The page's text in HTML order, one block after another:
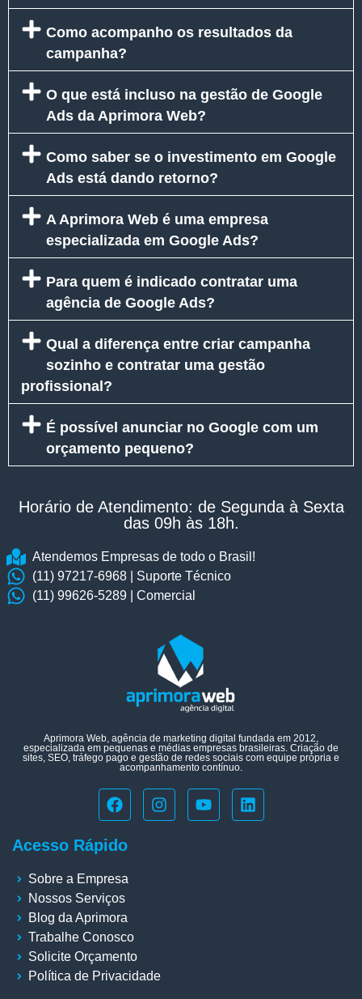
Como acompanho os resultados da
campanha?
O que está incluso na gestão de Google
Ads da Aprimora Web?
Como saber se o investimento em Google
Ads está dando retorno?
A Aprimora Web é uma empresa
especializada em Google Ads?
Para quem é indicado contratar uma
agência de Google Ads?
Qual a diferença entre criar campanha
sozinho e contratar uma gestão
profissional?
É possível anunciar no Google com um
orçamento pequeno?
Horário de Atendimento: de Segunda à Sexta
das 09h às 18h.​
Atendemos Empresas de todo o Brasil!
(11) 97217-6968 | Suporte Técnico
(11) 99626-5289 | Comercial
Aprimora Web, agência de marketing digital fundada em 2012,
especializada em pequenas e médias empresas brasileiras. Criação de
sites, SEO, tráfego pago e gestão de redes sociais com equipe própria e
acompanhamento contínuo.
Acesso Rápido
Sobre a Empresa
Nossos Serviços
Blog da Aprimora
Trabalhe Conosco
Solicite Orçamento
Política de Privacidade